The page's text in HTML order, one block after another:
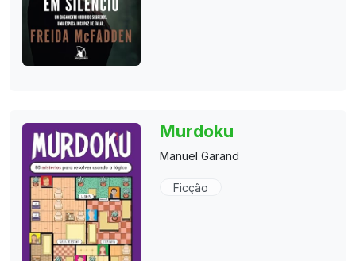
Murdoku
Manuel Garand
Ficção